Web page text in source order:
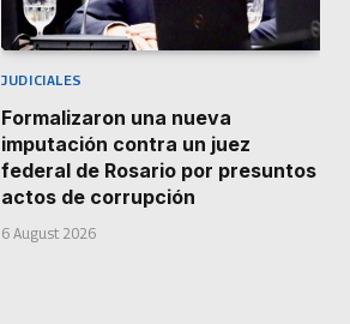
JUDICIALES
Formalizaron una nueva
imputación contra un juez
federal de Rosario por presuntos
actos de corrupción
6 August 2026